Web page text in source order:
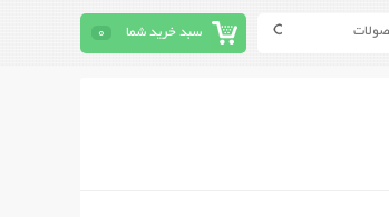
سبد خرید شما 0